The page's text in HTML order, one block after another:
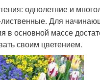
однолетние и
Для
в основной массе
своим цветением.